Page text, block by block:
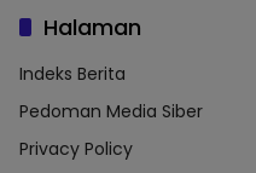
Halaman
Indeks Berita
Pedoman Media Siber
Privacy Policy